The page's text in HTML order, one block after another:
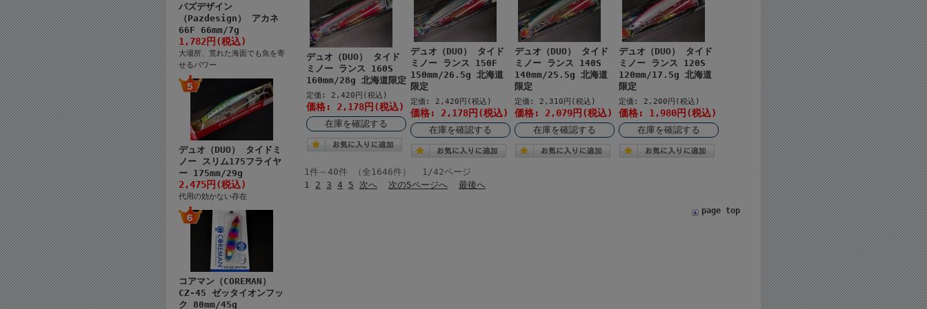
パズデザイン
（Pazdesign） アカネ
66F 66mm/7g
1,782円(税込)
大場所、荒れた海面でも魚を寄
せるパワー
デュオ（DUO） タイドミ
ノー スリム175フライヤ
ー 175mm/29g
2,475円(税込)
代用の効かない存在
コアマン（COREMAN）
CZ-45 ゼッタイオンフッ
ク 80mm/45g
デュオ（DUO） タイド
ミノー ランス 160S
160mm/28g 北海道限定
定価: 2,420円(税込)
価格: 2,178円(税込)
在庫を確認する
デュオ（DUO） タイド
ミノー ランス 150F
150mm/26.5g 北海道
限定
定価: 2,420円(税込)
価格: 2,178円(税込)
在庫を確認する
デュオ（DUO） タイド
ミノー ランス 140S
140mm/25.5g 北海道
限定
定価: 2,310円(税込)
価格: 2,079円(税込)
在庫を確認する
デュオ（DUO） タイド
ミノー ランス 120S
120mm/17.5g 北海道
限定
定価: 2,200円(税込)
価格: 1,980円(税込)
在庫を確認する
1件～40件 （全1646件） 1/42ページ
1
2 3 4 5 次へ 次の5ページへ 最後へ
page top